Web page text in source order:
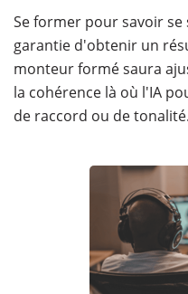
Se former pour savoir
garantie d'obtenir un
monteur formé saura
la cohérence là où l'IA
de raccord ou de tonalité.